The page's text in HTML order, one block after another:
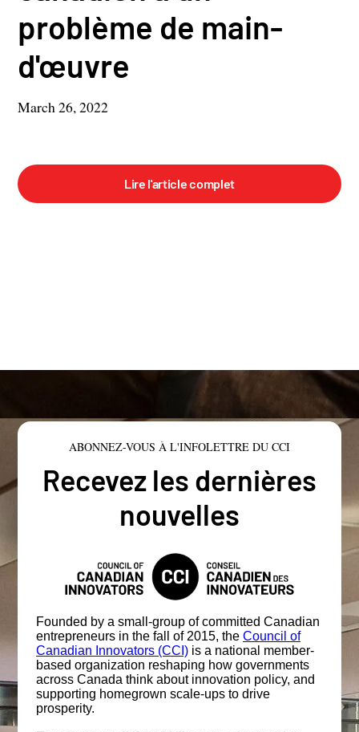
problème de main-
d'œuvre
March 26, 2022
Lire l'article complet
ABONNEZ-VOUS À L'INFOLETTRE DU CCI
Recevez les dernières
nouvelles